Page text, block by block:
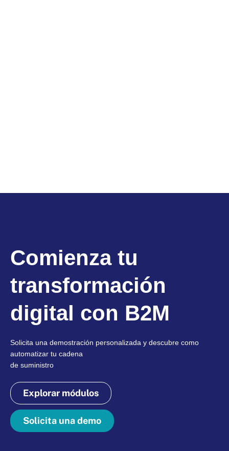
Comienza tu
transformación
digital con B2M
Solicita una demostración personalizada y descubre como
automatizar tu cadena
de suministro
Explorar módulos
Solicita una demo